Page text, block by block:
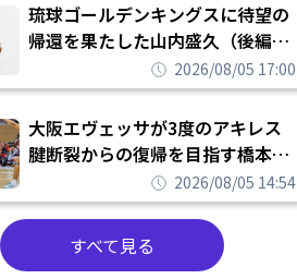
琉球ゴールデンキングスに待望の
帰還を果たした山内盛久（後編）
「1人のウチナーンチュとしてみ
んなが誇りに思えるチームにして
いく」
2026/08/05 17:00
大阪エヴェッサが3度のアキレス
腱断裂からの復帰を目指す橋本拓
哉と契約を締結「もう一度コート
に立ちたい」
2026/08/05 14:54
すべて見る